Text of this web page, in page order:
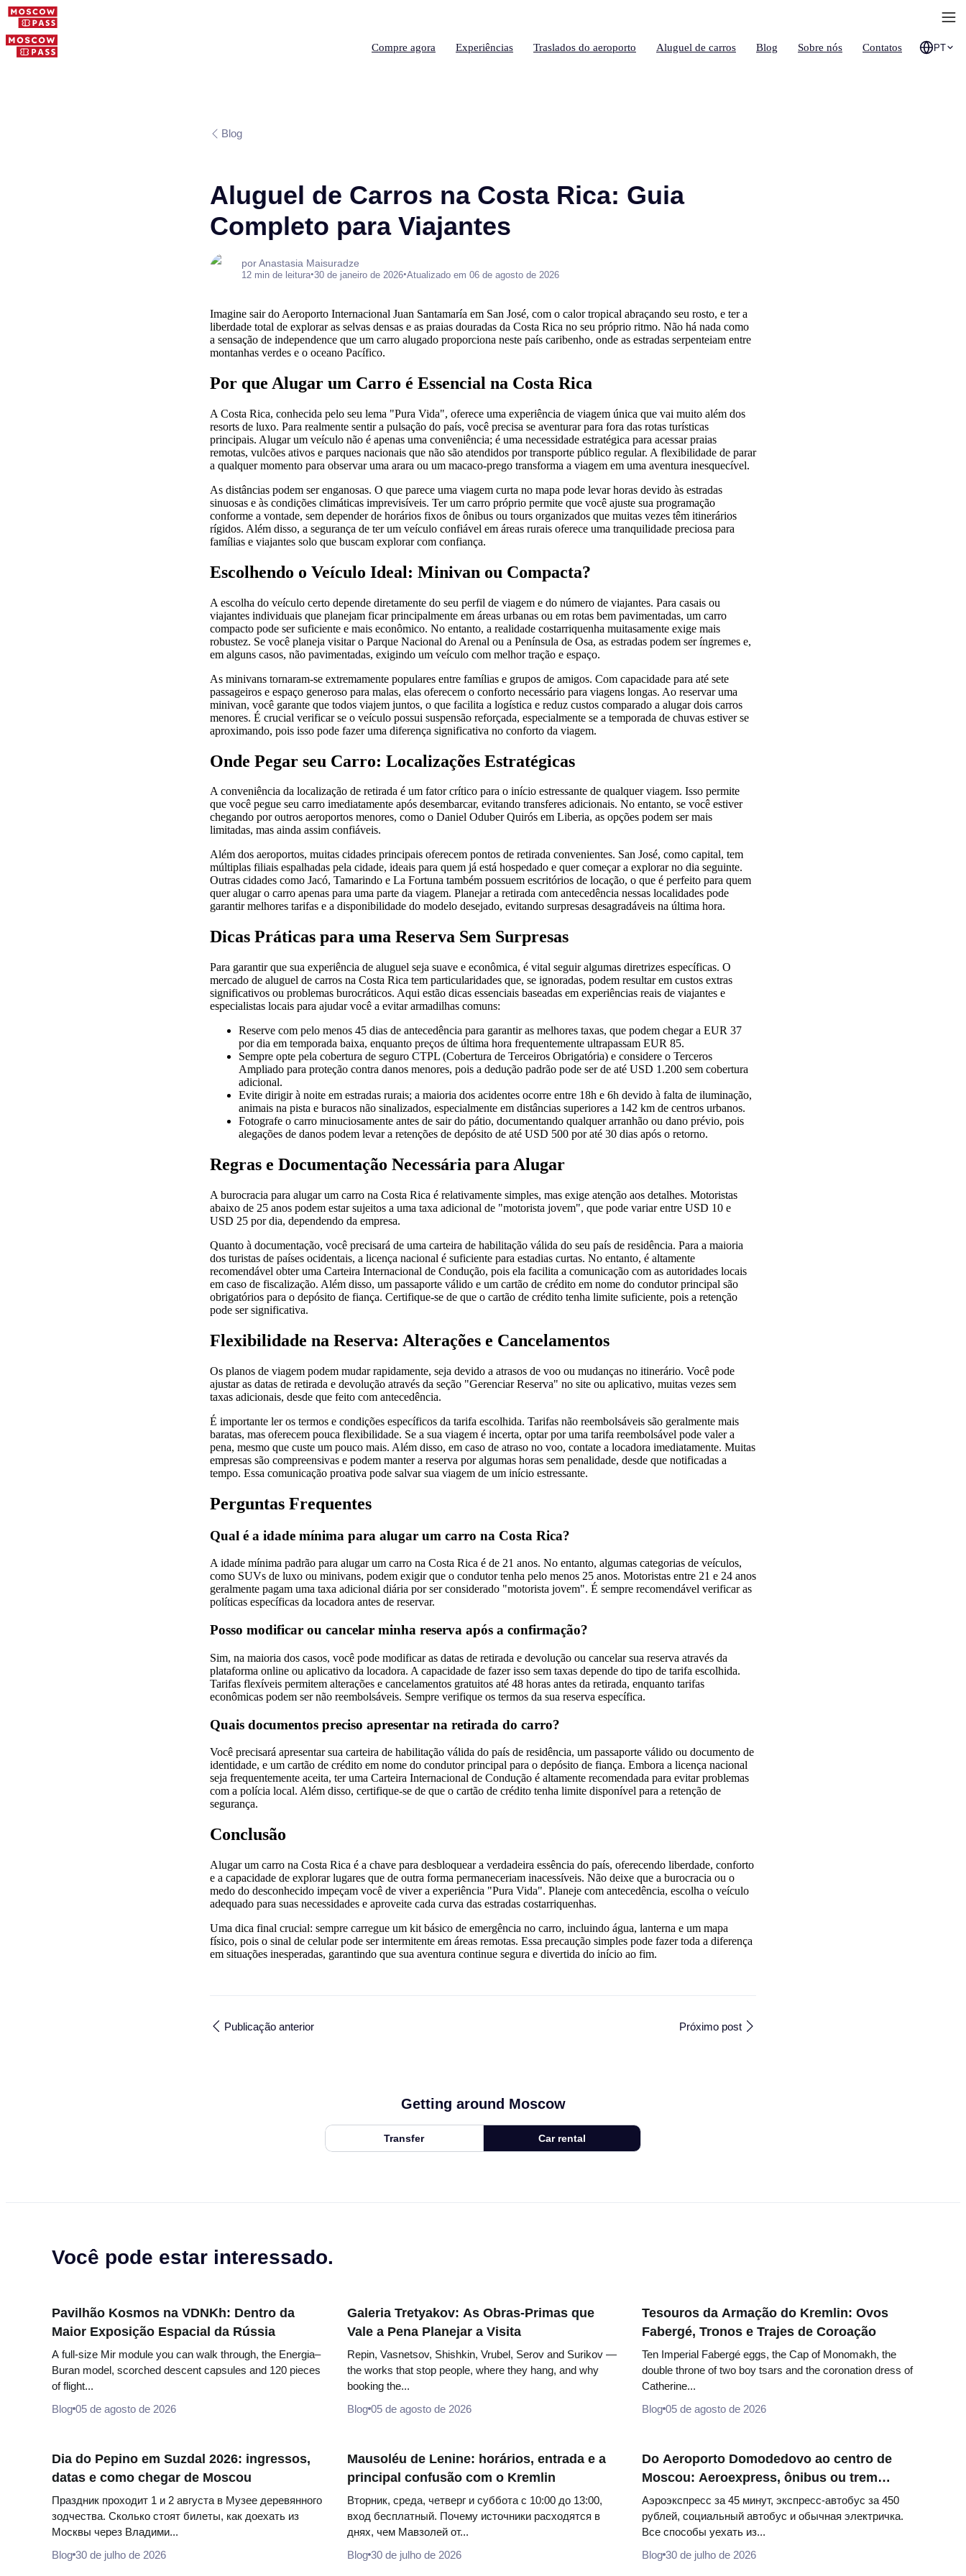
Compre agora Experiências Traslados do aeroporto Aluguel de carros Blog Sobre nós Contatos PT
Blog
Aluguel de Carros na Costa Rica: Guia
Completo para Viajantes
por Anastasia Maisuradze
12 min de leitura•30 de janeiro de 2026•Atualizado em 06 de agosto de 2026
Imagine sair do Aeroporto Internacional Juan Santamaría em San José, com o calor tropical abraçando seu rosto, e ter a
liberdade total de explorar as selvas densas e as praias douradas da Costa Rica no seu próprio ritmo. Não há nada como
a sensação de independence que um carro alugado proporciona neste país caribenho, onde as estradas serpenteiam entre
montanhas verdes e o oceano Pacífico.
Por que Alugar um Carro é Essencial na Costa Rica
A Costa Rica, conhecida pelo seu lema "Pura Vida", oferece uma experiência de viagem única que vai muito além dos
resorts de luxo. Para realmente sentir a pulsação do país, você precisa se aventurar para fora das rotas turísticas
principais. Alugar um veículo não é apenas uma conveniência; é uma necessidade estratégica para acessar praias
remotas, vulcões ativos e parques nacionais que não são atendidos por transporte público regular. A flexibilidade de parar
a qualquer momento para observar uma arara ou um macaco-prego transforma a viagem em uma aventura inesquecível.
As distâncias podem ser enganosas. O que parece uma viagem curta no mapa pode levar horas devido às estradas
sinuosas e às condições climáticas imprevisíveis. Ter um carro próprio permite que você ajuste sua programação
conforme a vontade, sem depender de horários fixos de ônibus ou tours organizados que muitas vezes têm itinerários
rígidos. Além disso, a segurança de ter um veículo confiável em áreas rurais oferece uma tranquilidade preciosa para
famílias e viajantes solo que buscam explorar com confiança.
Escolhendo o Veículo Ideal: Minivan ou Compacta?
A escolha do veículo certo depende diretamente do seu perfil de viagem e do número de viajantes. Para casais ou
viajantes individuais que planejam ficar principalmente em áreas urbanas ou em rotas bem pavimentadas, um carro
compacto pode ser suficiente e mais econômico. No entanto, a realidade costarriquenha muitasamente exige mais
robustez. Se você planeja visitar o Parque Nacional do Arenal ou a Península de Osa, as estradas podem ser íngremes e,
em alguns casos, não pavimentadas, exigindo um veículo com melhor tração e espaço.
As minivans tornaram-se extremamente populares entre famílias e grupos de amigos. Com capacidade para até sete
passageiros e espaço generoso para malas, elas oferecem o conforto necessário para viagens longas. Ao reservar uma
minivan, você garante que todos viajem juntos, o que facilita a logística e reduz custos comparado a alugar dois carros
menores. É crucial verificar se o veículo possui suspensão reforçada, especialmente se a temporada de chuvas estiver se
aproximando, pois isso pode fazer uma diferença significativa no conforto da viagem.
Onde Pegar seu Carro: Localizações Estratégicas
A conveniência da localização de retirada é um fator crítico para o início estressante de qualquer viagem. Isso permite
que você pegue seu carro imediatamente após desembarcar, evitando transferes adicionais. No entanto, se você estiver
chegando por outros aeroportos menores, como o Daniel Oduber Quirós em Liberia, as opções podem ser mais
limitadas, mas ainda assim confiáveis.
Além dos aeroportos, muitas cidades principais oferecem pontos de retirada convenientes. San José, como capital, tem
múltiplas filiais espalhadas pela cidade, ideais para quem já está hospedado e quer começar a explorar no dia seguinte.
Outras cidades como Jacó, Tamarindo e La Fortuna também possuem escritórios de locação, o que é perfeito para quem
quer alugar o carro apenas para uma parte da viagem. Planejar a retirada com antecedência nessas localidades pode
garantir melhores tarifas e a disponibilidade do modelo desejado, evitando surpresas desagradáveis na última hora.
Dicas Práticas para uma Reserva Sem Surpresas
Para garantir que sua experiência de aluguel seja suave e econômica, é vital seguir algumas diretrizes específicas. O
mercado de aluguel de carros na Costa Rica tem particularidades que, se ignoradas, podem resultar em custos extras
significativos ou problemas burocráticos. Aqui estão dicas essenciais baseadas em experiências reais de viajantes e
especialistas locais para ajudar você a evitar armadilhas comuns:
Reserve com pelo menos 45 dias de antecedência para garantir as melhores taxas, que podem chegar a EUR 37
por dia em temporada baixa, enquanto preços de última hora frequentemente ultrapassam EUR 85.
Sempre opte pela cobertura de seguro CTPL (Cobertura de Terceiros Obrigatória) e considere o Terceros
Ampliado para proteção contra danos menores, pois a dedução padrão pode ser de até USD 1.200 sem cobertura
adicional.
Evite dirigir à noite em estradas rurais; a maioria dos acidentes ocorre entre 18h e 6h devido à falta de iluminação,
animais na pista e buracos não sinalizados, especialmente em distâncias superiores a 142 km de centros urbanos.
Fotografe o carro minuciosamente antes de sair do pátio, documentando qualquer arranhão ou dano prévio, pois
alegações de danos podem levar a retenções de depósito de até USD 500 por até 30 dias após o retorno.
Regras e Documentação Necessária para Alugar
A burocracia para alugar um carro na Costa Rica é relativamente simples, mas exige atenção aos detalhes. Motoristas
abaixo de 25 anos podem estar sujeitos a uma taxa adicional de "motorista jovem", que pode variar entre USD 10 e
USD 25 por dia, dependendo da empresa.
Quanto à documentação, você precisará de uma carteira de habilitação válida do seu país de residência. Para a maioria
dos turistas de países ocidentais, a licença nacional é suficiente para estadias curtas. No entanto, é altamente
recomendável obter uma Carteira Internacional de Condução, pois ela facilita a comunicação com as autoridades locais
em caso de fiscalização. Além disso, um passaporte válido e um cartão de crédito em nome do condutor principal são
obrigatórios para o depósito de fiança. Certifique-se de que o cartão de crédito tenha limite suficiente, pois a retenção
pode ser significativa.
Flexibilidade na Reserva: Alterações e Cancelamentos
Os planos de viagem podem mudar rapidamente, seja devido a atrasos de voo ou mudanças no itinerário. Você pode
ajustar as datas de retirada e devolução através da seção "Gerenciar Reserva" no site ou aplicativo, muitas vezes sem
taxas adicionais, desde que feito com antecedência.
É importante ler os termos e condições específicos da tarifa escolhida. Tarifas não reembolsáveis são geralmente mais
baratas, mas oferecem pouca flexibilidade. Se a sua viagem é incerta, optar por uma tarifa reembolsável pode valer a
pena, mesmo que custe um pouco mais. Além disso, em caso de atraso no voo, contate a locadora imediatamente. Muitas
empresas são compreensivas e podem manter a reserva por algumas horas sem penalidade, desde que notificadas a
tempo. Essa comunicação proativa pode salvar sua viagem de um início estressante.
Perguntas Frequentes
Qual é a idade mínima para alugar um carro na Costa Rica?
A idade mínima padrão para alugar um carro na Costa Rica é de 21 anos. No entanto, algumas categorias de veículos,
como SUVs de luxo ou minivans, podem exigir que o condutor tenha pelo menos 25 anos. Motoristas entre 21 e 24 anos
geralmente pagam uma taxa adicional diária por ser considerado "motorista jovem". É sempre recomendável verificar as
políticas específicas da locadora antes de reservar.
Posso modificar ou cancelar minha reserva após a confirmação?
Sim, na maioria dos casos, você pode modificar as datas de retirada e devolução ou cancelar sua reserva através da
plataforma online ou aplicativo da locadora. A capacidade de fazer isso sem taxas depende do tipo de tarifa escolhida.
Tarifas flexíveis permitem alterações e cancelamentos gratuitos até 48 horas antes da retirada, enquanto tarifas
econômicas podem ser não reembolsáveis. Sempre verifique os termos da sua reserva específica.
Quais documentos preciso apresentar na retirada do carro?
Você precisará apresentar sua carteira de habilitação válida do país de residência, um passaporte válido ou documento de
identidade, e um cartão de crédito em nome do condutor principal para o depósito de fiança. Embora a licença nacional
seja frequentemente aceita, ter uma Carteira Internacional de Condução é altamente recomendada para evitar problemas
com a polícia local. Além disso, certifique-se de que o cartão de crédito tenha limite disponível para a retenção de
segurança.
Conclusão
Alugar um carro na Costa Rica é a chave para desbloquear a verdadeira essência do país, oferecendo liberdade, conforto
e a capacidade de explorar lugares que de outra forma permaneceriam inacessíveis. Não deixe que a burocracia ou o
medo do desconhecido impeçam você de viver a experiência "Pura Vida". Planeje com antecedência, escolha o veículo
adequado para suas necessidades e aproveite cada curva das estradas costarriquenhas.
Uma dica final crucial: sempre carregue um kit básico de emergência no carro, incluindo água, lanterna e um mapa
físico, pois o sinal de celular pode ser intermitente em áreas remotas. Essa precaução simples pode fazer toda a diferença
em situações inesperadas, garantindo que sua aventura continue segura e divertida do início ao fim.
Publicação anterior Próximo post
Getting around Moscow
Transfer Car rental
Você pode estar interessado.
Pavilhão Kosmos na VDNKh: Dentro da
Maior Exposição Espacial da Rússia
A full-size Mir module you can walk through, the Energia–
Buran model, scorched descent capsules and 120 pieces
of flight...
Blog 05 de agosto de 2026
Galeria Tretyakov: As Obras-Primas que
Vale a Pena Planejar a Visita
Repin, Vasnetsov, Shishkin, Vrubel, Serov and Surikov —
the works that stop people, where they hang, and why
booking the...
Blog 05 de agosto de 2026
Tesouros da Armação do Kremlin: Ovos
Fabergé, Tronos e Trajes de Coroação
Ten Imperial Fabergé eggs, the Cap of Monomakh, the
double throne of two boy tsars and the coronation dress of
Catherine...
Blog 05 de agosto de 2026
Dia do Pepino em Suzdal 2026: ingressos,
datas e como chegar de Moscou
Праздник проходит 1 и 2 августа в Музее деревянного
зодчества. Сколько стоят билеты, как доехать из
Москвы через Владими...
Blog 30 de julho de 2026
Mausoléu de Lenine: horários, entrada e a
principal confusão com o Kremlin
Вторник, среда, четверг и суббота с 10:00 до 13:00,
вход бесплатный. Почему источники расходятся в
днях, чем Мавзолей от...
Blog 30 de julho de 2026
Do Aeroporto Domodedovo ao centro de
Moscou: Aeroexpress, ônibus ou trem
suburbano
Аэроэкспресс за 45 минут, экспресс-автобус за 450
рублей, социальный автобус и обычная электричка.
Все способы уехать из...
Blog 30 de julho de 2026